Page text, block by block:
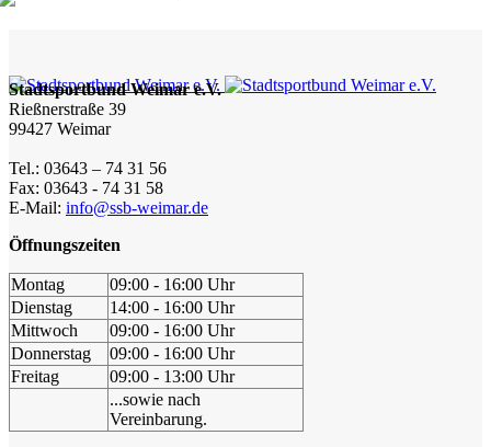
Stadtsportbund Weimar e.V.
Rießnerstraße 39
99427 Weimar
Tel.: 03643 – 74 31 56
Fax: 03643 - 74 31 58
E-Mail: info@ssb-weimar.de
Öffnungszeiten
Montag
09:00 - 16:00 Uhr
Dienstag
14:00 - 16:00 Uhr
Mittwoch
09:00 - 16:00 Uhr
Donnerstag
09:00 - 16:00 Uhr
Freitag
09:00 - 13:00 Uhr
...sowie nach
Vereinbarung.